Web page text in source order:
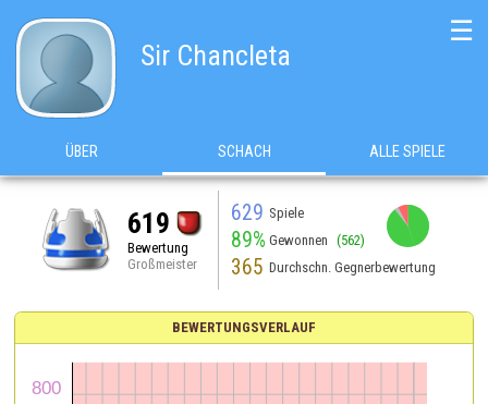
Sir Chancleta
☰
ÜBER SCHACH ALLE SPIELE
619
Bewertung
Großmeister
629 Spiele
89% Gewonnen (562)
365 Durchschn. Gegnerbewertung
BEWERTUNGSVERLAUF